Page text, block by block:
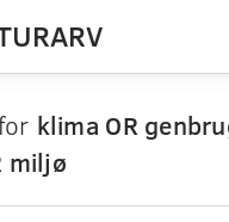
klima OR
miljø